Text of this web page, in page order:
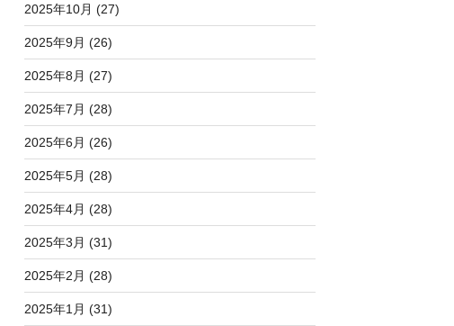
2025年10月 (27)
2025年9月 (26)
2025年8月 (27)
2025年7月 (28)
2025年6月 (26)
2025年5月 (28)
2025年4月 (28)
2025年3月 (31)
2025年2月 (28)
2025年1月 (31)